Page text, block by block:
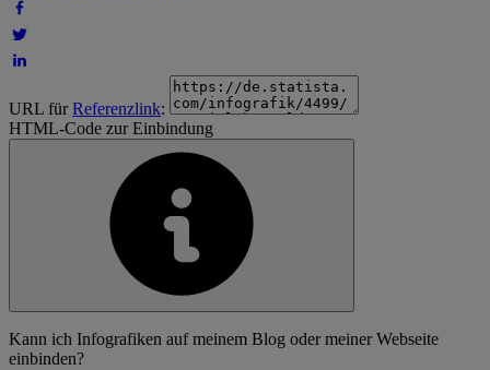
URL fürReferenzlink:
HTML-Code zur Einbindung
Kann ich Infografiken auf meinem Blog oder meiner Webseite
einbinden?